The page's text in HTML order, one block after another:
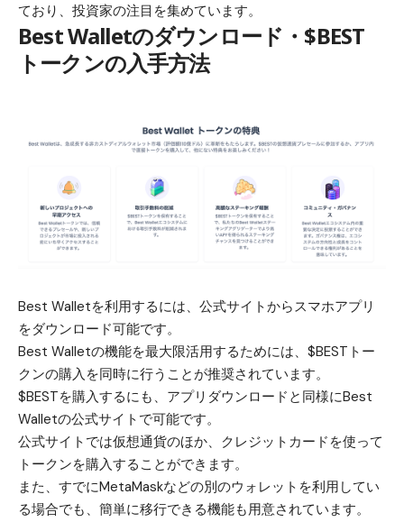
ており、投資家の注目を集めています。
Best Walletのダウンロード・$BEST
トークンの入手方法
Best Walletを利用するには、 公式サイトからスマホアプリ
をダウンロード可能です。
Best Walletの機能を最大限活用するためには、$BESTトー
クンの購入を同時に行うことが推奨されています。
$BESTを購入するにも、アプリダウンロードと同様にBest
Walletの公式サイト で可能です。
公式サイトでは仮想通貨のほか、クレジットカードを使って
トークンを購入することができます。
また、すでにMetaMaskなどの別のウォレット を利用してい
る場合でも、簡単に移行できる機能も用意されています。